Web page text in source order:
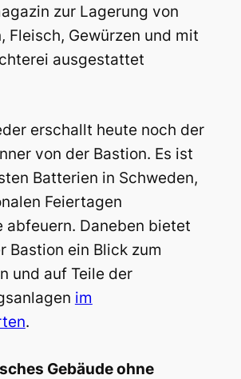
zur Lagerung von
Fleisch, Gewürzen und mit
ausgestattet
erschallt heute noch der
von der Bastion. Es ist
Batterien in Schweden,
Feiertagen
abfeuern. Daneben bietet
Bastion ein Blick zum
und auf Teile der
im
.
Gebäude ohne